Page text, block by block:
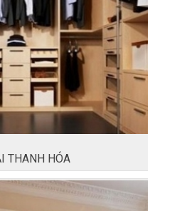
THANH HÓA